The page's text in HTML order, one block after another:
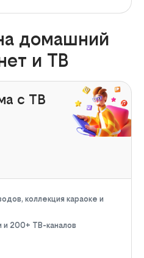
домашний
и ТВ
с ТВ
коллекция караоке и
и 200+ ТВ-каналов